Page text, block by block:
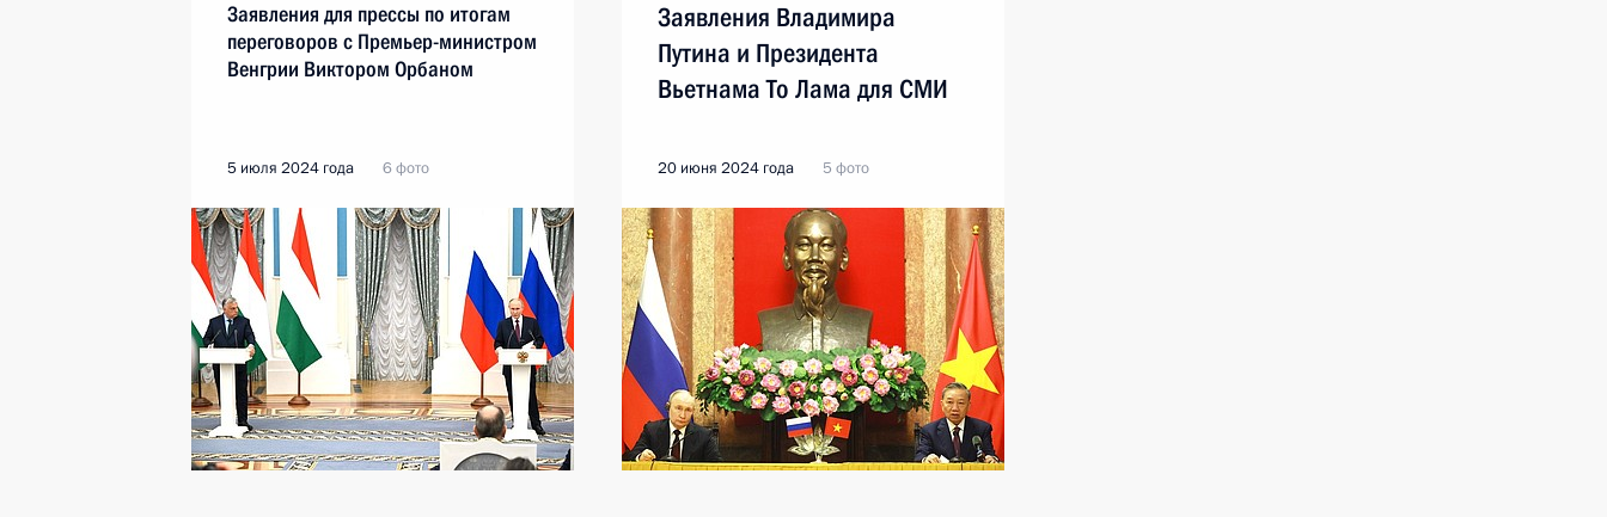
Заявления для прессы по итогам
переговоров с Премьер-министром
Венгрии Виктором Орбаном
5 июля 2024 года 6 фото
Заявления Владимира
Путина и Президента
Вьетнама То Лама для СМИ
20 июня 2024 года 5 фото